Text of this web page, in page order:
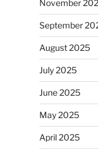
November
September
August 2025
July 2025
June 2025
May 2025
April 2025